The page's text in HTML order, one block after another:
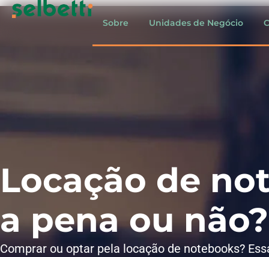
Sobre Unidades de Negócio
Locação de
a pena ou não?
Comprar ou optar pela locação de notebooks?